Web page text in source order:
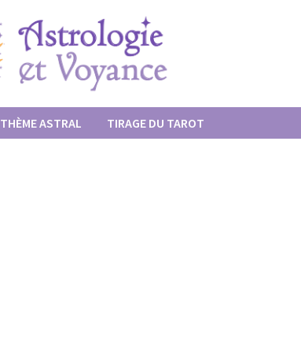
THÈME ASTRAL TIRAGE DU TAROT